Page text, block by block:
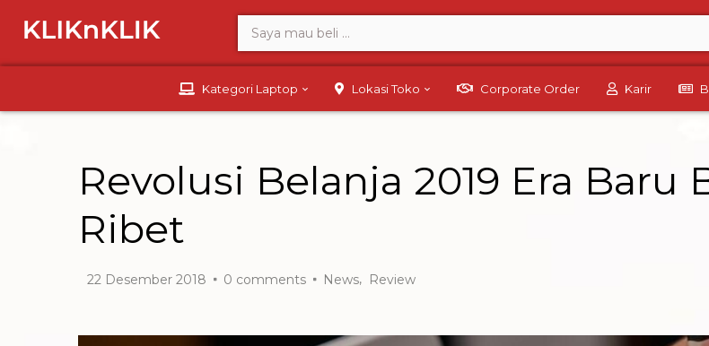
Kategori Laptop Lokasi Toko Corporate Order Karir
Revolusi Belanja 2019 Era Baru
Ribet
22 Desember 2018 0 comments News, Review